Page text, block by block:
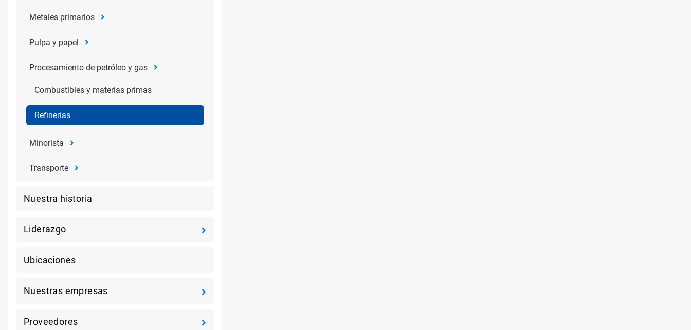
Metales primarios
Pulpa y papel
Procesamiento de petróleo y gas
Combustibles y materias primas
Refinerías
Minorista
Transporte
Nuestra historia
Liderazgo
Ubicaciones
Nuestras empresas
Proveedores